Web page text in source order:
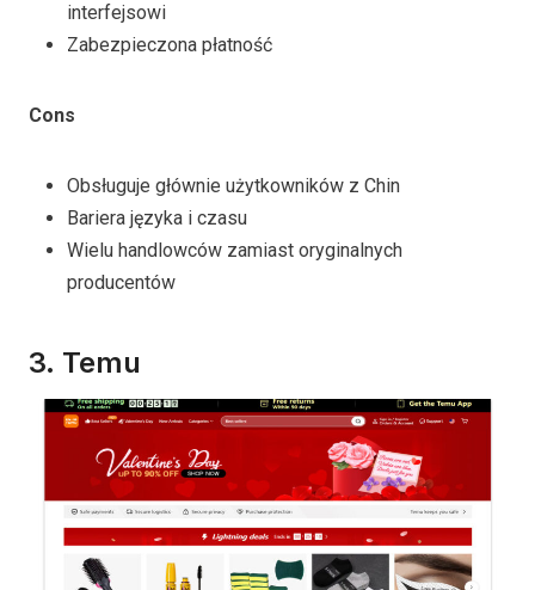
interfejsowi
Zabezpieczona płatność
Cons
Obsługuje głównie użytkowników z Chin
Bariera języka i czasu
Wielu handlowców zamiast oryginalnych
producentów
3. Temu